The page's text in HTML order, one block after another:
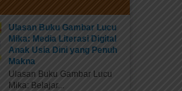
Ulasan Buku Gambar Lucu
Mika: Media Literasi Digital
Anak Usia Dini yang Penuh
Makna
Ulasan Buku Gambar Lucu
Mika: Belajar...